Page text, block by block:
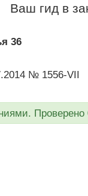
Ваш гид в
36
№ 1556-VII
Проверено